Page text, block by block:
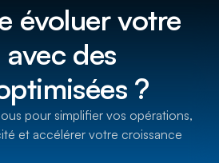
évoluer votre
des
?
pour simplifier vos opérations,
et accélérer votre croissance